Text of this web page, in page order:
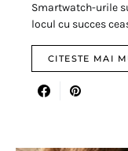
Smartwatch-urile
locul cu succes
CITESTE MAI